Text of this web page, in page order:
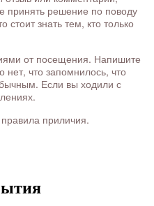
решение по поводу
знать тем, кто только
от посещения. Напишите
нет, что запомнилось, что
Если вы ходили с
приличия.